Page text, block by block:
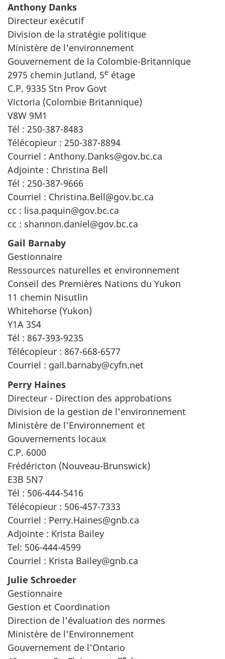
Anthony Danks
Directeur exécutif
Division de la stratégie politique
Ministère de l'environnement
Gouvernement de la Colombie-Britannique
2975 chemin Jutland, 5e étage
C.P. 9335 Stn Prov Govt
Victoria (Colombie Britannique)
V8W 9M1
Tél : 250-387-8483
Télécopieur : 250-387-8894
Courriel : Anthony.Danks@gov.bc.ca
Adjointe : Christina Bell
Tél : 250-387-9666
Courriel : Christina.Bell@gov.bc.ca
cc : lisa.paquin@gov.bc.ca
cc : shannon.daniel@gov.bc.ca
Gail Barnaby
Gestionnaire
Ressources naturelles et environnement
Conseil des Premières Nations du Yukon
11 chemin Nisutlin
Whitehorse (Yukon)
Y1A 3S4
Tél : 867-393-9235
Télécopieur : 867-668-6577
Courriel : gail.barnaby@cyfn.net
Perry Haines
Directeur - Direction des approbations
Division de la gestion de l'environnement
Ministère de l'Environnement et
Gouvernements locaux
C.P. 6000
Frédéricton (Nouveau-Brunswick)
E3B 5N7
Tél : 506-444-5416
Télécopieur : 506-457-7333
Courriel : Perry.Haines@gnb.ca
Adjointe : Krista Bailey
Tel: 506-444-4599
Courriel : Krista Bailey@gnb.ca
Julie Schroeder
Gestionnaire
Gestion et Coordination
Direction de l'évaluation des normes
Ministère de l'Environnement
Gouvernement de l'Ontario